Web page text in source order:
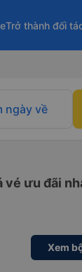
Trở thành đối
ngày về
vé ưu đãi
Xem